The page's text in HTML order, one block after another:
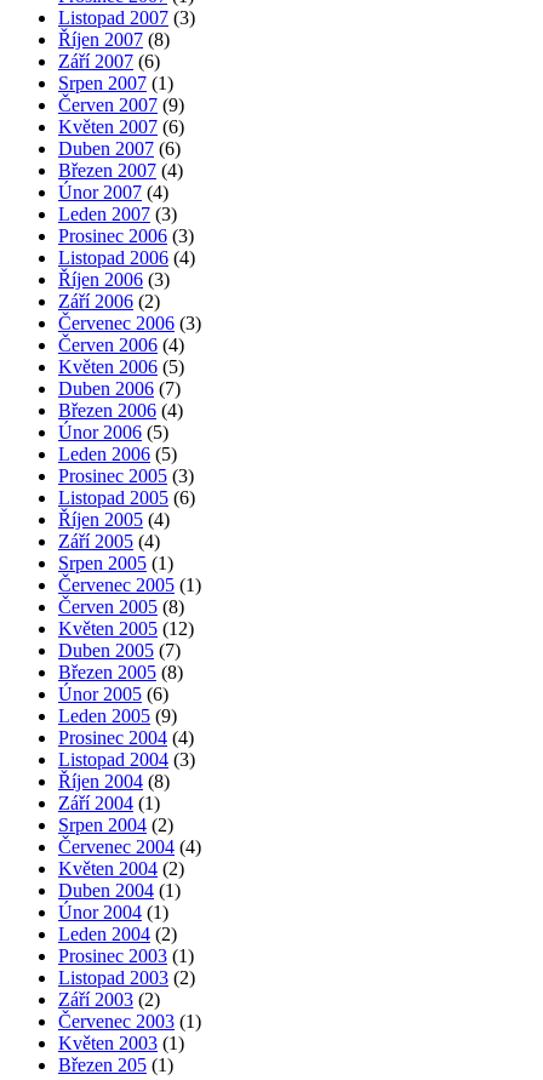
Listopad 2007 (3)
Říjen 2007 (8)
Září 2007 (6)
Srpen 2007 (1)
Červen 2007 (9)
Květen 2007 (6)
Duben 2007 (6)
Březen 2007 (4)
Únor 2007 (4)
Leden 2007 (3)
Prosinec 2006 (3)
Listopad 2006 (4)
Říjen 2006 (3)
Září 2006 (2)
Červenec 2006 (3)
Červen 2006 (4)
Květen 2006 (5)
Duben 2006 (7)
Březen 2006 (4)
Únor 2006 (5)
Leden 2006 (5)
Prosinec 2005 (3)
Listopad 2005 (6)
Říjen 2005 (4)
Září 2005 (4)
Srpen 2005 (1)
Červenec 2005 (1)
Červen 2005 (8)
Květen 2005 (12)
Duben 2005 (7)
Březen 2005 (8)
Únor 2005 (6)
Leden 2005 (9)
Prosinec 2004 (4)
Listopad 2004 (3)
Říjen 2004 (8)
Září 2004 (1)
Srpen 2004 (2)
Červenec 2004 (4)
Květen 2004 (2)
Duben 2004 (1)
Únor 2004 (1)
Leden 2004 (2)
Prosinec 2003 (1)
Listopad 2003 (2)
Září 2003 (2)
Červenec 2003 (1)
Květen 2003 (1)
Březen 205 (1)